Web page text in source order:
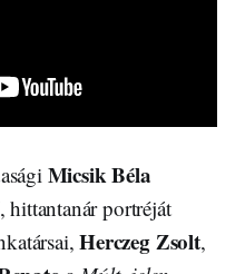
Micsik Béla
hittantanár portréját
Herczeg Zsolt,